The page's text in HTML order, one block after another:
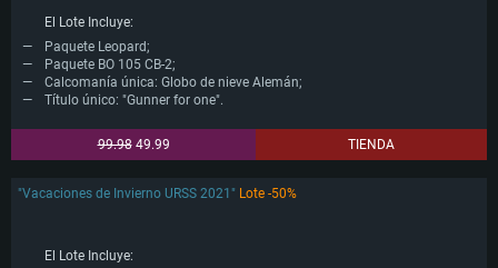
El Lote Incluye:
Paquete Leopard;
Paquete BO 105 CB-2;
Calcomanía única: Globo de nieve Alemán;
Título único: "Gunner for one".
99.9849.99 TIENDA
"Vacaciones de Invierno URSS 2021" Lote -50%
El Lote Incluye: